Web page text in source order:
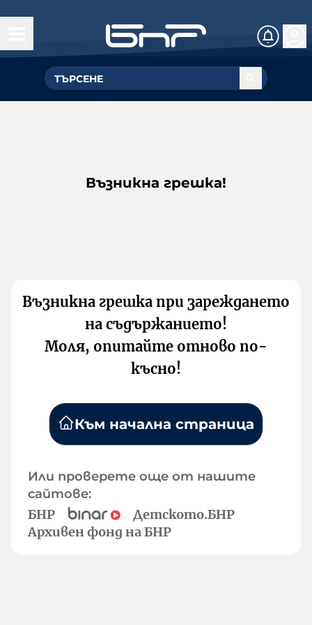
Възникна грешка!
Възникна грешка при зареждането
на съдържанието!
Моля, опитайте отново по-
късно!
Към начална страница
Или проверете още от нашите
сайтове:
БНР
Детското.БНР
Архивен фонд на БНР